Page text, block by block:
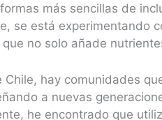
más sencillas de
se está experimentando
que no solo añade
Chile, hay comunidades
a nuevas
he encontrado que